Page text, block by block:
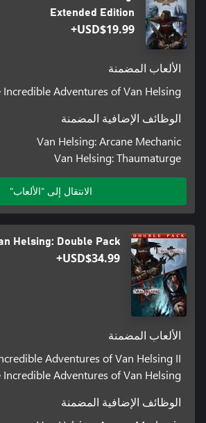
Extended Edition
USD$19.99+
الألعاب المضمنة
Incredible Adventures of Van Helsing
الوظائف الإضافية المضمنة
Van Helsing: Arcane Mechanic
Van Helsing: Thaumaturge
الانتقال إلى "الألعاب"
Helsing: Double Pack
USD$34.99+
الألعاب المضمنة
Adventures of Van Helsing II
Incredible Adventures of Van Helsing
الوظائف الإضافية المضمنة